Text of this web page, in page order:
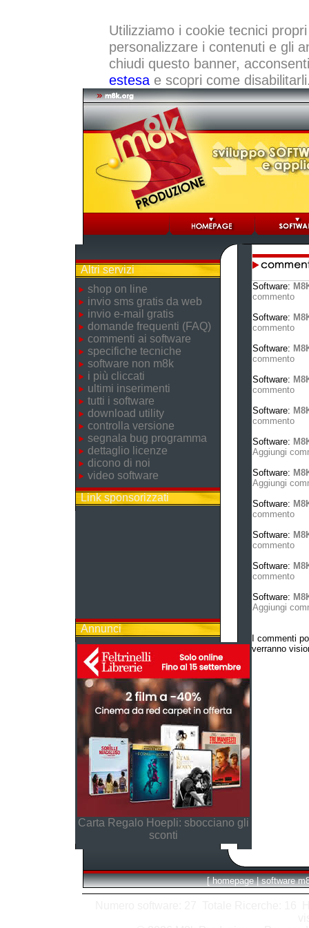
Utilizziamo i cookie tecnici
personalizzare i contenuti e gli
chiudi questo banner,
estesae scopri come
Altri servizi
shop on line
invio sms gratis da web
invio e-mail gratis
domande frequenti (FAQ)
commenti ai software
specifiche tecniche
software non m8k
i più cliccati
ultimi inserimenti
tutti i software
download utility
controlla versione
segnala bug programma
dettaglio licenze
dicono di noi
video software
Link sponsorizzati
Annunci
Carta Regalo Hoepli: sbocciano gli
sconti
Software:
commento
Software:
commento
Software:
commento
Software:
commento
Software:
commento
Software:
Aggiungi
Software:
Aggiungi
Software:
commento
Software:
commento
Software:
commento
Software:
Aggiungi
I commenti
verranno
[ homepage | software